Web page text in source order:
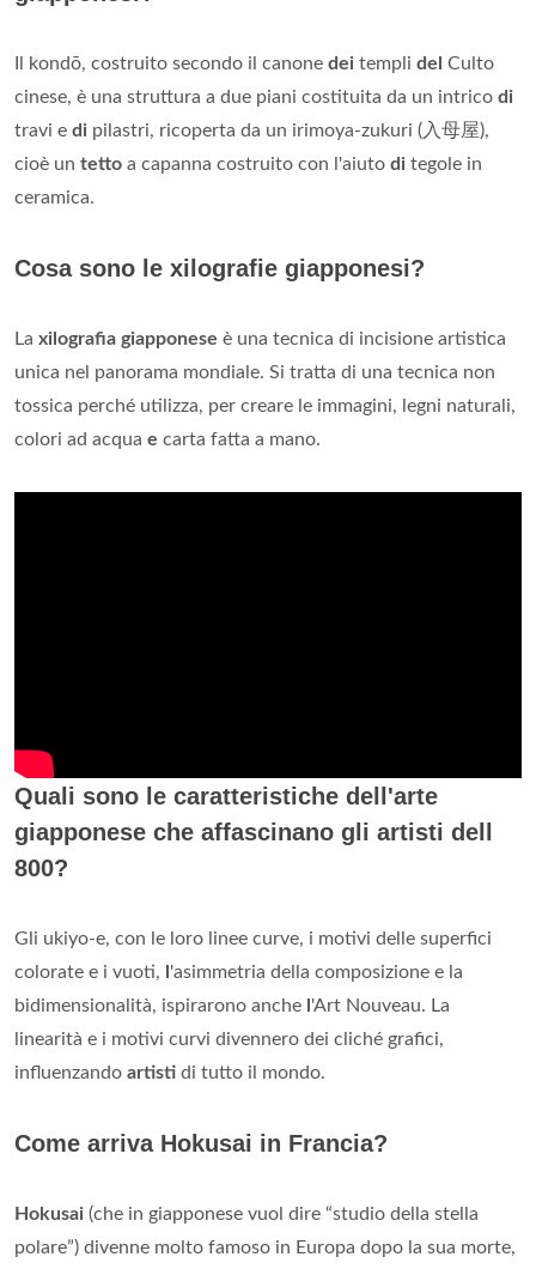
Il kondō, costruito secondo il canone dei templi del Culto
cinese, è una struttura a due piani costituita da un intrico di
travi e di pilastri, ricoperta da un irimoya-zukuri (入母屋),
cioè un tetto a capanna costruito con l'aiuto di tegole in
ceramica.
Cosa sono le xilografie giapponesi?
La xilografia giapponese è una tecnica di incisione artistica
unica nel panorama mondiale. Si tratta di una tecnica non
tossica perché utilizza, per creare le immagini, legni naturali,
colori ad acqua e carta fatta a mano.
Quali sono le caratteristiche dell'arte
giapponese che affascinano gli artisti dell
800?
Gli ukiyo-e, con le loro linee curve, i motivi delle superfici
colorate e i vuoti,
'asimmetria della composizione e la
bidimensionalità, ispirarono anche 'Art Nouveau. La
linearità e i motivi curvi divennero dei cliché grafici,
influenzando artisti di tutto il mondo.
Come arriva Hokusai in Francia?
Hokusai (che in giapponese vuol dire “studio della stella
polare”) divenne molto famoso in Europa dopo la sua morte,